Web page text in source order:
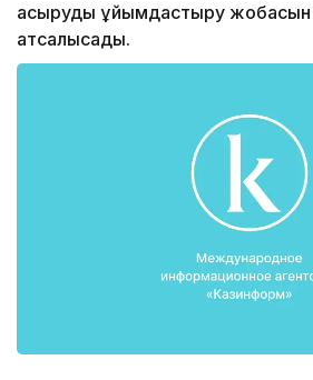
асыруды ұйымдастыру
атсалысады.